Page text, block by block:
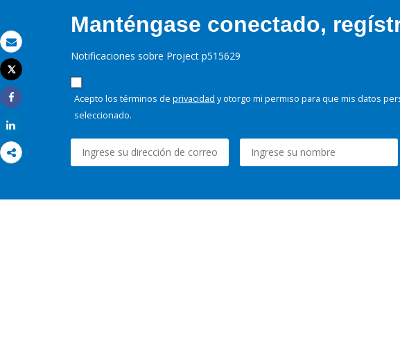
Correo electrónico
Imprimir
Tweet
Share
Manténgase conectado,
Notificaciones sobre Project p515629
Acepto los términos de privacidad y otorgo mi permiso para que mis datos
seleccionado.